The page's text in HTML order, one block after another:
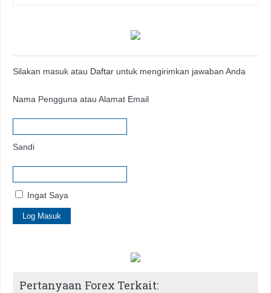
Silakan masuk atau Daftar untuk mengirimkan jawaban Anda
Nama Pengguna atau Alamat Email
Sandi
Ingat Saya
Pertanyaan Forex Terkait: